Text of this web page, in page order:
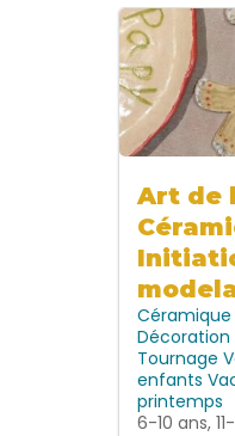
Art de
Céramique
Décoration
Tournage
enfants
printemps
6-10 ans,